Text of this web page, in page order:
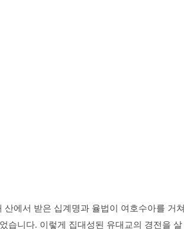
에서 받은 십계명과 율법이 여호수아를 거쳐
습니다. 이렇게 집대성된 유대교의 경전을 살